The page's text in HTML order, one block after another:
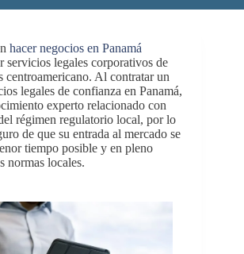
hacer negocios en Panamá
servicios legales corporativos de
centroamericano. Al contratar un
legales de confianza en Panamá,
experto relacionado con
régimen regulatorio local, por lo
de que su entrada al mercado se
tiempo posible y en pleno
normas locales.